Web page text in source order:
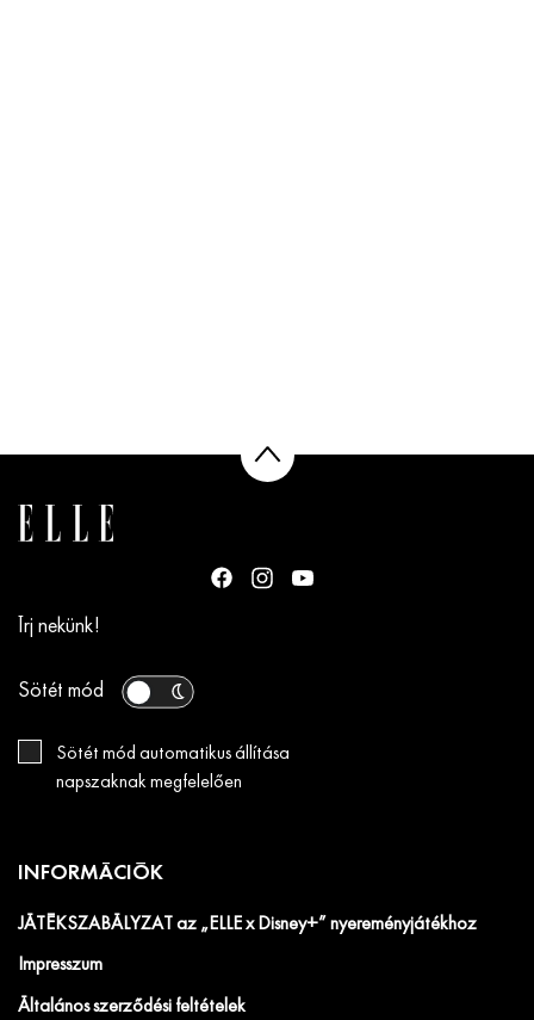
Írj nekünk!
Sötét mód
Sötét mód automatikus állítása
napszaknak megfelelően
INFORMÁCIÓK
JÁTÉKSZABÁLYZAT az „ELLE x Disney+” nyereményjátékhoz
Impresszum
Általános szerződési feltételek